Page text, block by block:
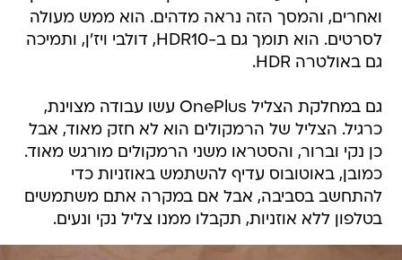
ואחרים, והמסך הזה נראה מדהים. הוא ממש מעולה
לסרטים. הוא תומך גם ב-HDR10, דולבי ויז'ן, ותמיכה
גם באולטרה HDR.
גם במחלקת הצליל OnePlus עשו עבודה מצוינת,
כרגיל. הצליל של הרמקולים הוא לא חזק מאוד, אבל
כן נקי וברור, והסטראו משני הרמקולים מורגש מאוד.
כמובן, באוטובוס עדיף להשתמש באוזניות כדי
להתחשב בסביבה, אבל אם במקרה אתם משתמשים
בטלפון ללא אוזניות, תקבלו ממנו צליל נקי ונעים.